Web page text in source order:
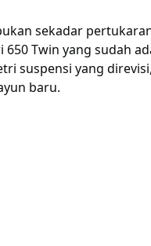
sekadar
650 Twin yang sudah
suspensi yang
baru.